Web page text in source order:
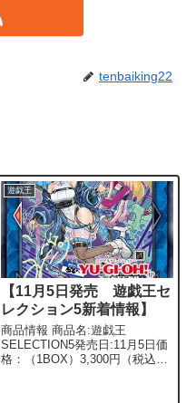
tenbaiking22
遊戯王
【11月5日発売 遊戯王セ
レクション5新着情報】
商品情報 商品名:遊戯王
SELECTION5発売日:11月5日価
格：（1BOX）3,300円（税込）